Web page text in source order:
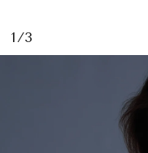
SDGs
1/3